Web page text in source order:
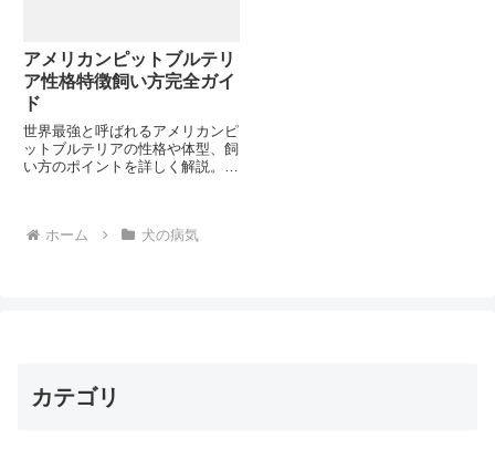
アメリカンピットブルテリ
ア性格特徴飼い方完全ガイ
ド
世界最強と呼ばれるアメリカンピ
ットブルテリアの性格や体型、飼
い方のポイントを詳しく解説。筋
立つでしょうか？
ホーム 犬の病気
カテゴリ